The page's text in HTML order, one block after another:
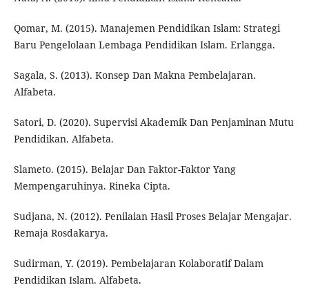
Qomar, M. (2015). Manajemen Pendidikan Islam: Strategi
Baru Pengelolaan Lembaga Pendidikan Islam. Erlangga.
Sagala, S. (2013). Konsep Dan Makna Pembelajaran.
Alfabeta.
Satori, D. (2020). Supervisi Akademik Dan Penjaminan Mutu
Pendidikan. Alfabeta.
Slameto. (2015). Belajar Dan Faktor-Faktor Yang
Mempengaruhinya. Rineka Cipta.
Sudjana, N. (2012). Penilaian Hasil Proses Belajar Mengajar.
Remaja Rosdakarya.
Sudirman, Y. (2019). Pembelajaran Kolaboratif Dalam
Pendidikan Islam. Alfabeta.